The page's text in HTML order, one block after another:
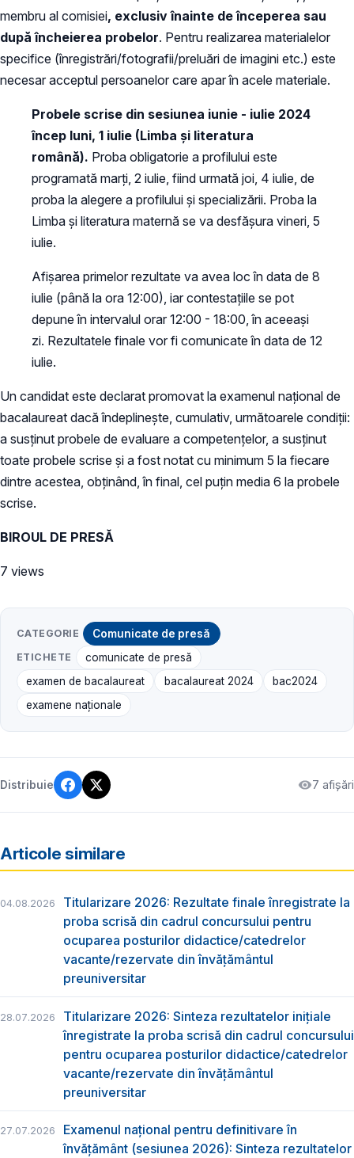
membru al comisiei, exclusiv înainte de începerea sau
după încheierea probelor. Pentru realizarea materialelor
specifice (înregistrări/fotografii/preluări de imagini etc.) este
necesar acceptul persoanelor care apar în acele materiale.
Probele scrise din sesiunea iunie - iulie 2024
încep luni, 1 iulie (Limba şi literatura
română). Proba obligatorie a profilului este
programată marți, 2 iulie, fiind urmată joi, 4 iulie, de
proba la alegere a profilului şi specializării. Proba la
Limba și literatura maternă se va desfășura vineri, 5
iulie.
Afișarea primelor rezultate va avea loc în data de 8
iulie (până la ora 12:00), iar contestațiile se pot
depune în intervalul orar 12:00 - 18:00, în aceeași
zi. Rezultatele finale vor fi comunicate în data de 12
iulie.
Un candidat este declarat promovat la examenul național de
bacalaureat dacă îndeplinește, cumulativ, următoarele condiţii:
a susţinut probele de evaluare a competenţelor, a susţinut
toate probele scrise și a fost notat cu minimum 5 la fiecare
dintre acestea, obținând, în final, cel puţin media 6 la probele
scrise.
BIROUL DE PRESĂ
7 views
CATEGORIE Comunicate de presă
ETICHETE
comunicate de presă
examen de bacalaureat
bacalaureat 2024
bac2024
examene naţionale
Distribuie 7 afișări
Articole similare
04.08.2026
Titularizare 2026: Rezultate finale înregistrate la
proba scrisă din cadrul concursului pentru
ocuparea posturilor didactice/catedrelor
vacante/rezervate din învăţământul
preuniversitar
28.07.2026
Titularizare 2026: Sinteza rezultatelor inițiale
înregistrate la proba scrisă din cadrul concursului
pentru ocuparea posturilor didactice/catedrelor
vacante/rezervate din învăţământul
preuniversitar
27.07.2026
Examenul național pentru definitivare în
învățământ (sesiunea 2026): Sinteza rezultatelor